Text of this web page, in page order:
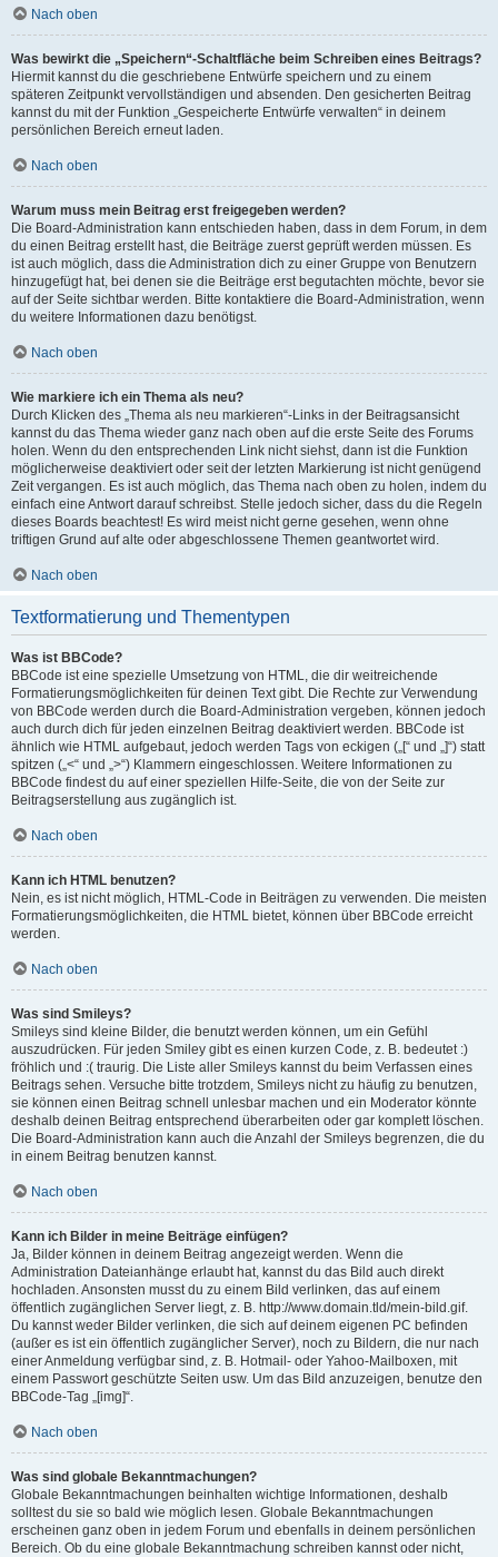
Nach oben
Was bewirkt die „Speichern“-Schaltfläche beim Schreiben eines Beitrags?
Hiermit kannst du die geschriebene Entwürfe speichern und zu einem
späteren Zeitpunkt vervollständigen und absenden. Den gesicherten Beitrag
kannst du mit der Funktion „Gespeicherte Entwürfe verwalten“ in deinem
persönlichen Bereich erneut laden.
Nach oben
Warum muss mein Beitrag erst freigegeben werden?
Die Board-Administration kann entschieden haben, dass in dem Forum, in dem
du einen Beitrag erstellt hast, die Beiträge zuerst geprüft werden müssen. Es
ist auch möglich, dass die Administration dich zu einer Gruppe von Benutzern
hinzugefügt hat, bei denen sie die Beiträge erst begutachten möchte, bevor sie
auf der Seite sichtbar werden. Bitte kontaktiere die Board-Administration, wenn
du weitere Informationen dazu benötigst.
Nach oben
Wie markiere ich ein Thema als neu?
Durch Klicken des „Thema als neu markieren“-Links in der Beitragsansicht
kannst du das Thema wieder ganz nach oben auf die erste Seite des Forums
holen. Wenn du den entsprechenden Link nicht siehst, dann ist die Funktion
möglicherweise deaktiviert oder seit der letzten Markierung ist nicht genügend
Zeit vergangen. Es ist auch möglich, das Thema nach oben zu holen, indem du
einfach eine Antwort darauf schreibst. Stelle jedoch sicher, dass du die Regeln
dieses Boards beachtest! Es wird meist nicht gerne gesehen, wenn ohne
triftigen Grund auf alte oder abgeschlossene Themen geantwortet wird.
Nach oben
Textformatierung und Thementypen
Was ist BBCode?
BBCode ist eine spezielle Umsetzung von HTML, die dir weitreichende
Formatierungsmöglichkeiten für deinen Text gibt. Die Rechte zur Verwendung
von BBCode werden durch die Board-Administration vergeben, können jedoch
auch durch dich für jeden einzelnen Beitrag deaktiviert werden. BBCode ist
ähnlich wie HTML aufgebaut, jedoch werden Tags von eckigen („[“ und „]“) statt
spitzen („<“ und „>“) Klammern eingeschlossen. Weitere Informationen zu
BBCode findest du auf einer speziellen Hilfe-Seite, die von der Seite zur
Beitragserstellung aus zugänglich ist.
Nach oben
Kann ich HTML benutzen?
Nein, es ist nicht möglich, HTML-Code in Beiträgen zu verwenden. Die meisten
Formatierungsmöglichkeiten, die HTML bietet, können über BBCode erreicht
werden.
Nach oben
Was sind Smileys?
Smileys sind kleine Bilder, die benutzt werden können, um ein Gefühl
auszudrücken. Für jeden Smiley gibt es einen kurzen Code, z. B. bedeutet :)
fröhlich und :( traurig. Die Liste aller Smileys kannst du beim Verfassen eines
Beitrags sehen. Versuche bitte trotzdem, Smileys nicht zu häufig zu benutzen,
sie können einen Beitrag schnell unlesbar machen und ein Moderator könnte
deshalb deinen Beitrag entsprechend überarbeiten oder gar komplett löschen.
Die Board-Administration kann auch die Anzahl der Smileys begrenzen, die du
in einem Beitrag benutzen kannst.
Nach oben
Kann ich Bilder in meine Beiträge einfügen?
Ja, Bilder können in deinem Beitrag angezeigt werden. Wenn die
Administration Dateianhänge erlaubt hat, kannst du das Bild auch direkt
hochladen. Ansonsten musst du zu einem Bild verlinken, das auf einem
öffentlich zugänglichen Server liegt, z. B. http://www.domain.tld/mein-bild.gif.
Du kannst weder Bilder verlinken, die sich auf deinem eigenen PC befinden
(außer es ist ein öffentlich zugänglicher Server), noch zu Bildern, die nur nach
einer Anmeldung verfügbar sind, z. B. Hotmail- oder Yahoo-Mailboxen, mit
einem Passwort geschützte Seiten usw. Um das Bild anzuzeigen, benutze den
BBCode-Tag „[img]“.
Nach oben
Was sind globale Bekanntmachungen?
Globale Bekanntmachungen beinhalten wichtige Informationen, deshalb
solltest du sie so bald wie möglich lesen. Globale Bekanntmachungen
erscheinen ganz oben in jedem Forum und ebenfalls in deinem persönlichen
Bereich. Ob du eine globale Bekanntmachung schreiben kannst oder nicht,